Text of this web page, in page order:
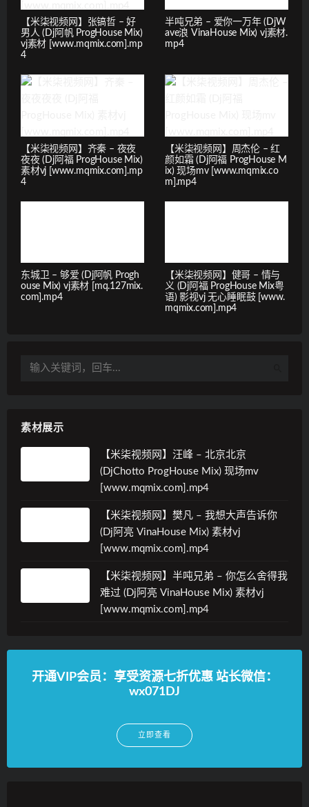
【米柒视频网】张镐哲 – 好
男人 (Dj阿帆 ProgHouse Mix)
vj素材 [www.mqmix.com].mp
4
半吨兄弟 – 爱你一万年 (DjW
ave浪 VinaHouse Mix) vj素材.
mp4
【米柒视频网】齐秦 – 夜夜
夜夜 (Dj阿福 ProgHouse Mix)
素材vj [www.mqmix.com].mp
4
【米柒视频网】周杰伦 – 红
颜如霜 (Dj阿福 ProgHouse M
ix) 现场mv [www.mqmix.co
m].mp4
东城卫 – 够爱 (Dj阿帆 Progh
ouse Mix) vj素材 [mq.127mix.
com].mp4
【米柒视频网】健哥 – 情与
义 (Dj阿福 ProgHouse Mix粤
语) 影视vj 无心睡眠鼓 [www.
mqmix.com].mp4
素材展示
【米柒视频网】汪峰 – 北京北京
(DjChotto ProgHouse Mix) 现场mv
[www.mqmix.com].mp4
【米柒视频网】樊凡 – 我想大声告诉你
(Dj阿亮 VinaHouse Mix) 素材vj
[www.mqmix.com].mp4
【米柒视频网】半吨兄弟 – 你怎么舍得我
难过 (Dj阿亮 VinaHouse Mix) 素材vj
[www.mqmix.com].mp4
开通VIP会员：享受资源七折优惠 站长微信：
wx071DJ
立即查看